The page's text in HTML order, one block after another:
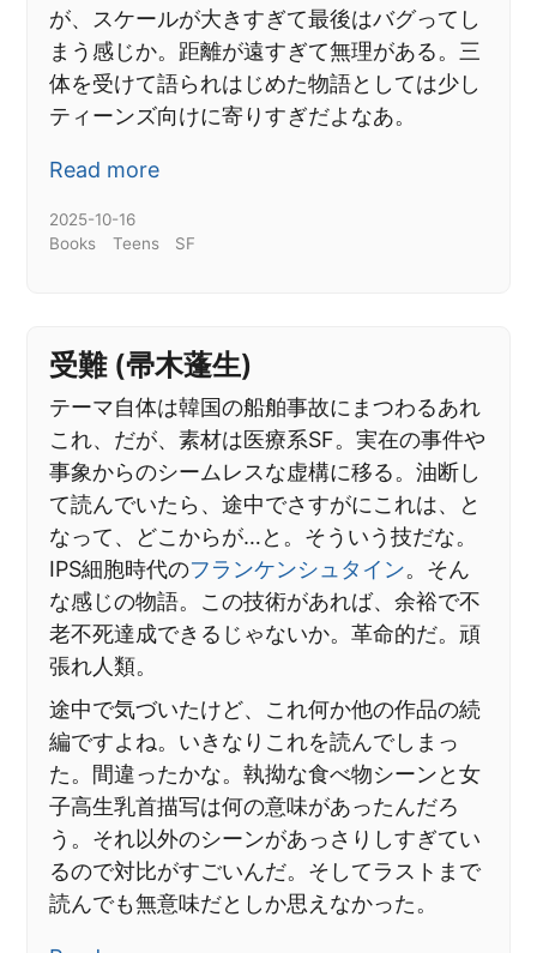
が、スケールが大きすぎて最後はバグってし
まう感じか。距離が遠すぎて無理がある。三
体を受けて語られはじめた物語としては少し
ティーンズ向けに寄りすぎだよなあ。
Read more
2025-10-16
Books
Teens SF
受難 (帚木蓬生)
テーマ自体は韓国の船舶事故にまつわるあれ
これ、だが、素材は医療系SF。実在の事件や
事象からのシームレスな虚構に移る。油断し
て読んでいたら、途中でさすがにこれは、と
なって、どこからが…と。そういう技だな。
IPS細胞時代のフランケンシュタイン。そん
な感じの物語。この技術があれば、余裕で不
老不死達成できるじゃないか。革命的だ。頑
張れ人類。
途中で気づいたけど、これ何か他の作品の続
編ですよね。いきなりこれを読んでしまっ
た。間違ったかな。執拗な食べ物シーンと女
子高生乳首描写は何の意味があったんだろ
う。それ以外のシーンがあっさりしすぎてい
るので対比がすごいんだ。そしてラストまで
読んでも無意味だとしか思えなかった。